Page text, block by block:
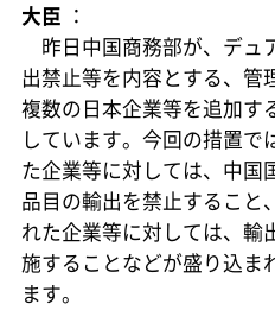
大臣 ：
昨日中国商務部が、デュ
出禁止等を内容とする、管
複数の日本企業等を追加す
しています。今回の措置
た企業等に対しては、中国
品目の輸出を禁止すること
れた企業等に対しては、輸
施することなどが盛り込ま
ます。